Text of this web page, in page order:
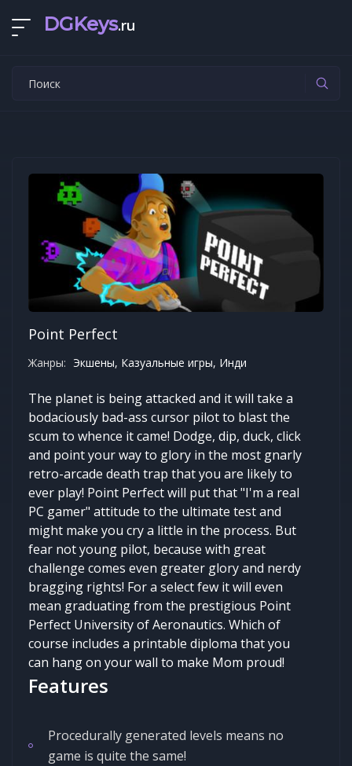
DGKeys.ru
Point Perfect
Жанры: Экшены, Казуальные игры, Инди
The planet is being attacked and it will take a
bodaciously bad-ass cursor pilot to blast the
scum to whence it came! Dodge, dip, duck, click
and point your way to glory in the most gnarly
retro-arcade death trap that you are likely to
ever play! Point Perfect will put that "I'm a real
PC gamer" attitude to the ultimate test and
might make you cry a little in the process. But
fear not young pilot, because with great
challenge comes even greater glory and nerdy
bragging rights! For a select few it will even
mean graduating from the prestigious Point
Perfect University of Aeronautics. Which of
course includes a printable diploma that you
can hang on your wall to make Mom proud!
Features
Procedurally generated levels means no
game is quite the same!